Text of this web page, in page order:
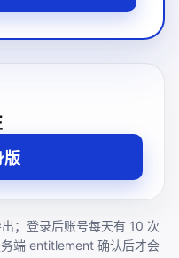
版
；登录后账号每天有 10 次
端 entitlement 确认后才会